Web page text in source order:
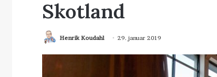
Skotland
Henrik Koudahl 29. januar 2019